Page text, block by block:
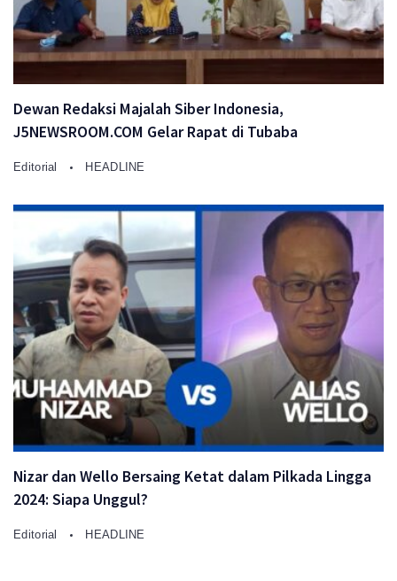
Dewan Redaksi Majalah Siber Indonesia,
J5NEWSROOM.COM Gelar Rapat di Tubaba
Editorial HEADLINE
Nizar dan Wello Bersaing Ketat dalam Pilkada Lingga
2024: Siapa Unggul?
Editorial HEADLINE